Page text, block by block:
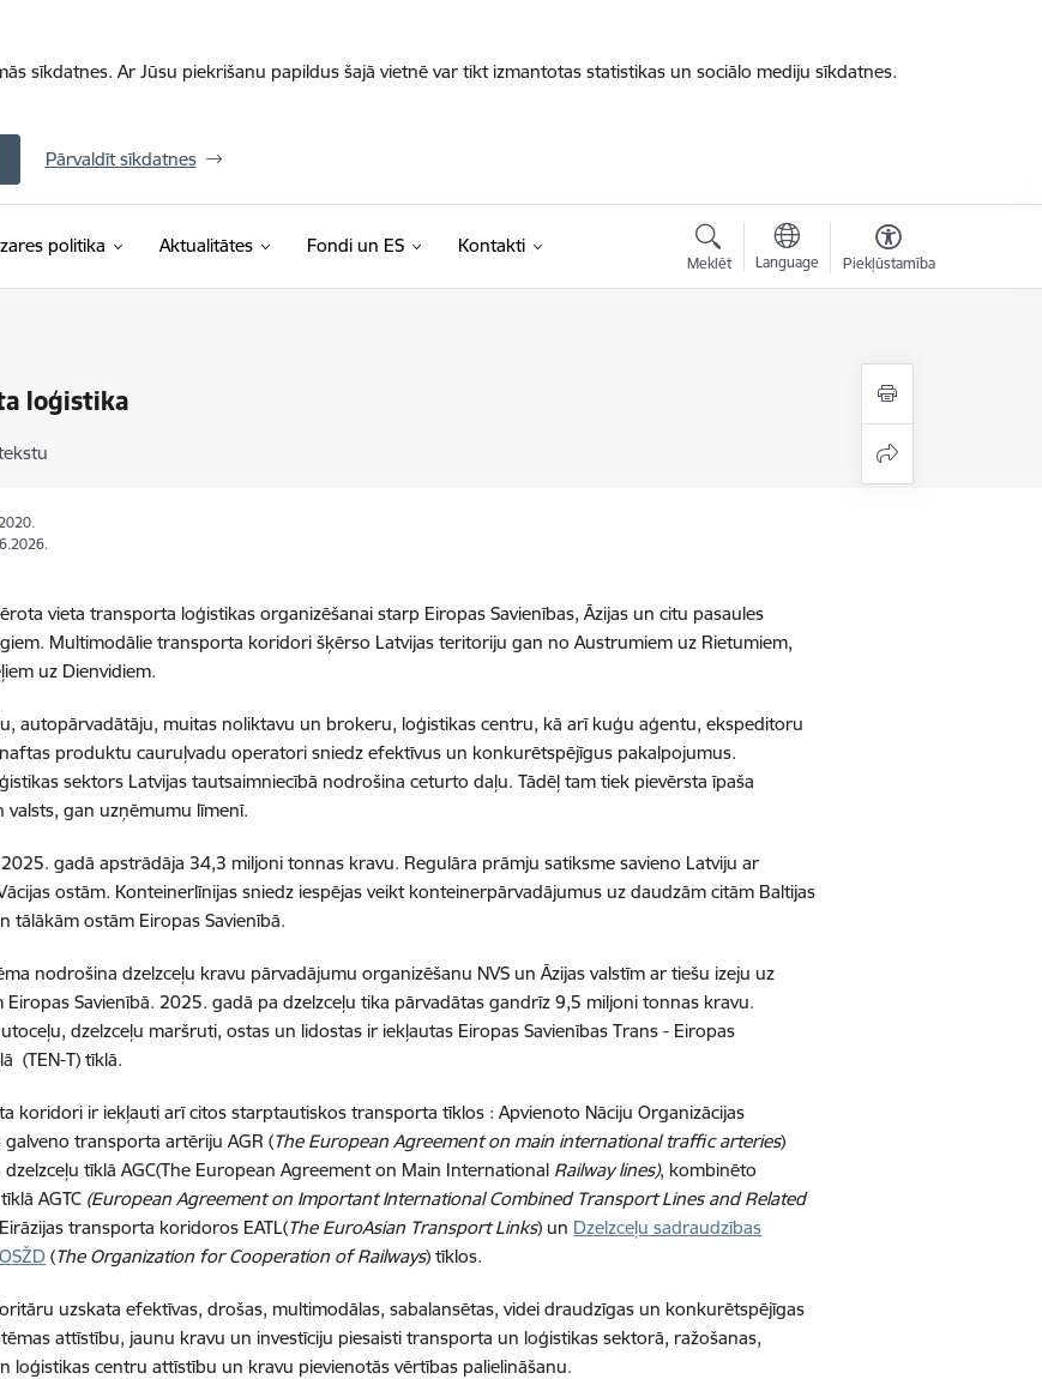
sīkdatnes. Ar Jūsu piekrišanu papildus šajā vietnē var tikt izmantotas statistikas un sociālo mediju sīkdatnes.
Pārvaldīt sīkdatnes
politika Aktualitātes Fondi un ES Kontakti
Meklēt Language Piekļūstamība
loģistika
vieta transporta loģistikas organizēšanai starp Eiropas Savienības, Āzijas un citu pasaules
Multimodālie transporta koridori šķērso Latvijas teritoriju gan no Austrumiem uz Rietumiem,
uz Dienvidiem.
autopārvadātāju, muitas noliktavu un brokeru, loģistikas centru, kā arī kuģu aģentu, ekspeditoru
produktu cauruļvadu operatori sniedz efektīvus un konkurētspējīgus pakalpojumus.
sektors Latvijas tautsaimniecībā nodrošina ceturto daļu. Tādēļ tam tiek pievērsta īpaša
valsts, gan uzņēmumu līmenī.
gadā apstrādāja 34,3 miljoni tonnas kravu. Regulāra prāmju satiksme savieno Latviju ar
ostām. Konteinerlīnijas sniedz iespējas veikt konteinerpārvadājumus uz daudzām citām Baltijas
tālākām ostām Eiropas Savienībā.
nodrošina dzelzceļu kravu pārvadājumu organizēšanu NVS un Āzijas valstīm ar tiešu izeju uz
Eiropas Savienībā. 2025. gadā pa dzelzceļu tika pārvadātas gandrīz 9,5 miljoni tonnas kravu.
dzelzceļu maršruti, ostas un lidostas ir iekļautas Eiropas Savienības Trans - Eiropas
(TEN-T) tīklā.
koridori ir iekļauti arī citos starptautiskos transporta tīklos : Apvienoto Nāciju Organizācijas
galveno transporta artēriju AGR (The European Agreement on main international traffic arteries)
tīklā AGC(The European Agreement on Main International Railway lines), kombinēto
AGTC (European Agreement on Important International Combined Transport Lines and Related
transporta koridoros EATL(The EuroAsian Transport Links) un Dzelzceļu sadraudzības
(The Organization for Cooperation of Railways) tīklos.
uzskata efektīvas, drošas, multimodālas, sabalansētas, videi draudzīgas un konkurētspējīgas
attīstību, jaunu kravu un investīciju piesaisti transporta un loģistikas sektorā, ražošanas,
loģistikas centru attīstību un kravu pievienotās vērtības palielināšanu.